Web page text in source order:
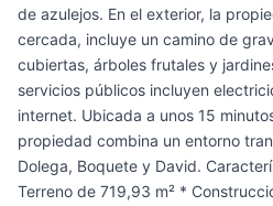
de azulejos. En el exterior, la
cercada, incluye un camino de
cubiertas, árboles frutales y
servicios públicos incluyen
internet. Ubicada a unos 15
propiedad combina un entorno
Dolega, Boquete y David.
Terreno de 719,93 m² *